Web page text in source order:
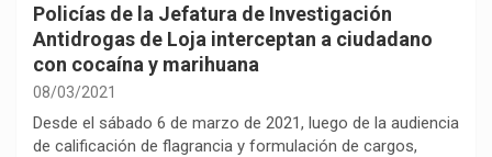
Policías de la Jefatura de Investigación
Antidrogas de Loja interceptan a ciudadano
con cocaína y marihuana
08/03/2021
Desde el sábado 6 de marzo de 2021, luego de la audiencia
de calificación de flagrancia y formulación de cargos,